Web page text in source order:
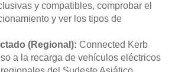
y compatibles, comprobar el
y ver los tipos de
(Regional): Connected Kerb
a la recarga de vehículos eléctricos